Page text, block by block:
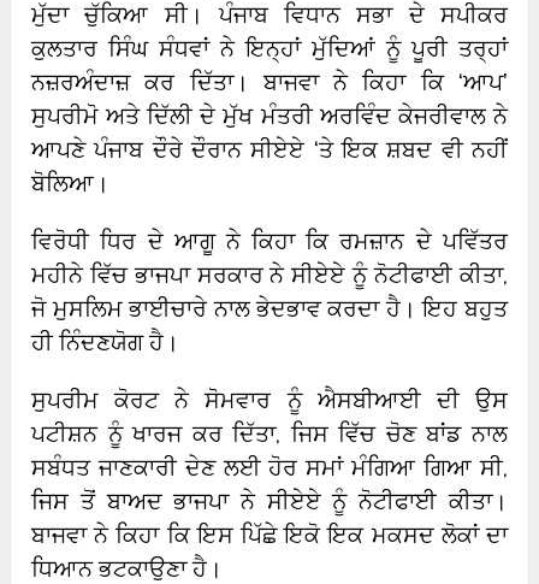
ਮੁੱਦਾ ਚੁੱਕਿਆ ਸੀ। ਪੰਜਾਬ ਵਿਧਾਨ ਸਭਾ ਦੇ ਸਪੀਕਰ
ਕੁਲਤਾਰ ਸਿੰਘ ਸੰਧਵਾਂ ਨੇ ਇਨ੍ਹਾਂ ਮੁੱਦਿਆਂ ਨੂੰ ਪੂਰੀ ਤਰ੍ਹਾਂ
ਨਜ਼ਰਅੰਦਾਜ਼ ਕਰ ਦਿੱਤਾ। ਬਾਜਵਾ ਨੇ ਕਿਹਾ ਕਿ ‘ਆਪ’
ਸੁਪਰੀਮੋ ਅਤੇ ਦਿੱਲੀ ਦੇ ਮੁੱਖ ਮੰਤਰੀ ਅਰਵਿੰਦ ਕੇਜਰੀਵਾਲ ਨੇ
ਆਪਣੇ ਪੰਜਾਬ ਦੌਰੇ ਦੌਰਾਨ ਸੀਏਏ ‘ਤੇ ਇਕ ਸ਼ਬਦ ਵੀ ਨਹੀਂ
ਬੋਲਿਆ।
ਵਿਰੋਧੀ ਧਿਰ ਦੇ ਆਗੂ ਨੇ ਕਿਹਾ ਕਿ ਰਮਜ਼ਾਨ ਦੇ ਪਵਿੱਤਰ
ਮਹੀਨੇ ਵਿੱਚ ਭਾਜਪਾ ਸਰਕਾਰ ਨੇ ਸੀਏਏ ਨੂੰ ਨੋਟੀਫਾਈ ਕੀਤਾ,
ਜੋ ਮੁਸਲਿਮ ਭਾਈਚਾਰੇ ਨਾਲ ਭੇਦਭਾਵ ਕਰਦਾ ਹੈ। ਇਹ ਬਹੁਤ
ਹੀ ਨਿੰਦਣਯੋਗ ਹੈ।
ਸੁਪਰੀਮ ਕੋਰਟ ਨੇ ਸੋਮਵਾਰ ਨੂੰ ਐਸਬੀਆਈ ਦੀ ਉਸ
ਪਟੀਸ਼ਨ ਨੂੰ ਖਾਰਜ ਕਰ ਦਿੱਤਾ, ਜਿਸ ਵਿੱਚ ਚੋਣ ਬਾਂਡ ਨਾਲ
ਸਬੰਧਤ ਜਾਣਕਾਰੀ ਦੇਣ ਲਈ ਹੋਰ ਸਮਾਂ ਮੰਗਿਆ ਗਿਆ ਸੀ,
ਜਿਸ ਤੋਂ ਬਾਅਦ ਭਾਜਪਾ ਨੇ ਸੀਏਏ ਨੂੰ ਨੋਟੀਫਾਈ ਕੀਤਾ।
ਬਾਜਵਾ ਨੇ ਕਿਹਾ ਕਿ ਇਸ ਪਿੱਛੇ ਇਕੋ ਇਕ ਮਕਸਦ ਲੋਕਾਂ ਦਾ
ਧਿਆਨ ਭਟਕਾਉਣਾ ਹੈ।